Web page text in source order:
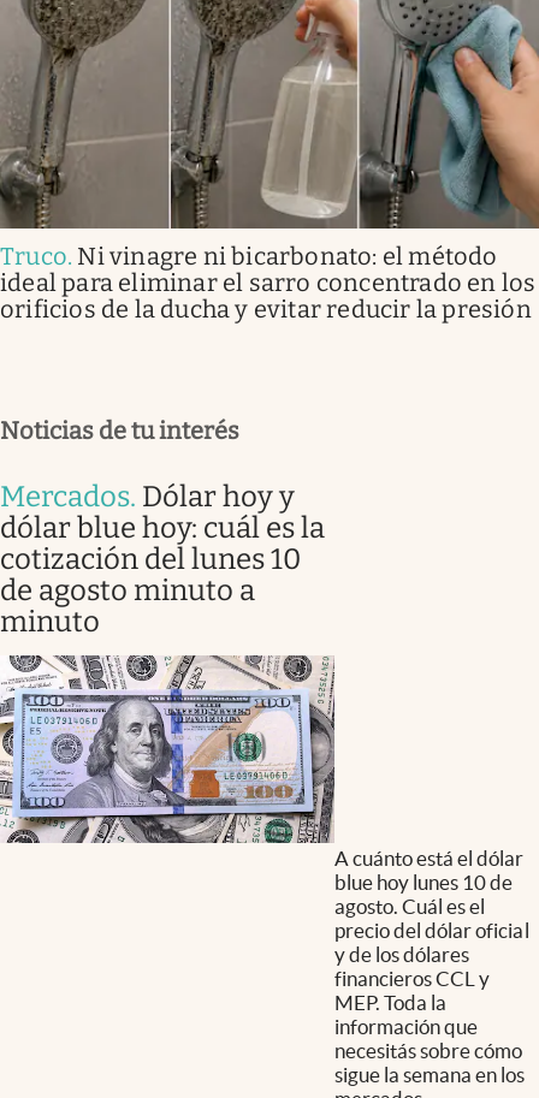
Truco. Ni vinagre ni bicarbonato: el método
ideal para eliminar el sarro concentrado en los
orificios de la ducha y evitar reducir la presión
Noticias de tu interés
Mercados. Dólar hoy y
dólar blue hoy: cuál es la
cotización del lunes 10
de agosto minuto a
minuto
A cuánto está el dólar
blue hoy lunes 10 de
agosto. Cuál es el
precio del dólar oficial
y de los dólares
financieros CCL y
MEP. Toda la
información que
necesitás sobre cómo
sigue la semana en los